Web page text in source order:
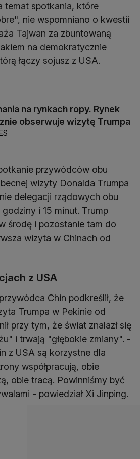
temat spotkania, które
nie wspomniano o kwestii
Tajwan za zbuntowaną
na demokratycznie
łączy sojusz z USA.
na rynkach ropy. Rynek
obserwuje wizytę Trumpa
przywódców obu
wizyty Donalda Trumpa
delegacji rządowych obu
i 15 minut. Trump
środę i pozostanie tam do
wizyta w Chinach od
z USA
Chin podkreślił, że
Trumpa w Pekinie od
przy tym, że świat znalazł się
i trwają "głębokie zmiany". -
z USA są korzystne dla
współpracują, obie
obie tracą. Powinniśmy być
- powiedział Xi Jinping.